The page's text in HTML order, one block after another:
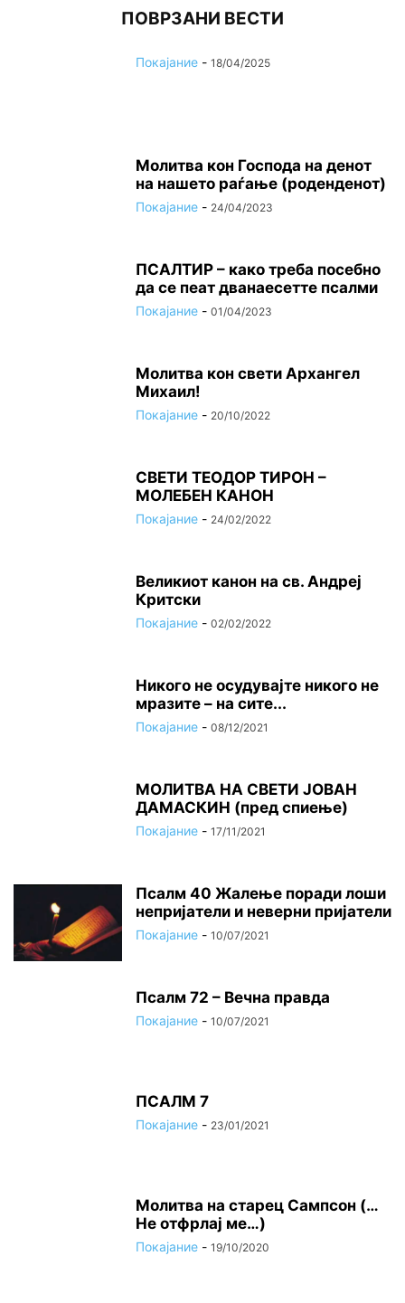
ПОВРЗАНИ ВЕСТИ
Покајание - 18/04/2025
Молитва кон Господа на денот
на нашето раѓање (роденденот)
Покајание - 24/04/2023
ПСАЛТИР – како треба посебно
да се пеат дванаесетте псалми
Покајание - 01/04/2023
Молитва кон свети Архангел
Михаил!
Покајание - 20/10/2022
СВЕТИ ТЕОДОР ТИРОН –
МОЛЕБЕН КАНОН
Покајание - 24/02/2022
Великиот канон на св. Андреј
Критски
Покајание - 02/02/2022
Никого не осудувајте никого не
мразите – на сите...
Покајание - 08/12/2021
МОЛИТВА НА СВЕТИ ЈОВАН
ДАМАСКИН (пред спиење)
Покајание - 17/11/2021
Псалм 40 Жалење поради лоши
непријатели и неверни пријатели
Покајание - 10/07/2021
Псалм 72 – Вечна правда
Покајание - 10/07/2021
ПСАЛМ 7
Покајание - 23/01/2021
Молитва на старец Сампсон (…
Не отфрлај ме…)
Покајание - 19/10/2020